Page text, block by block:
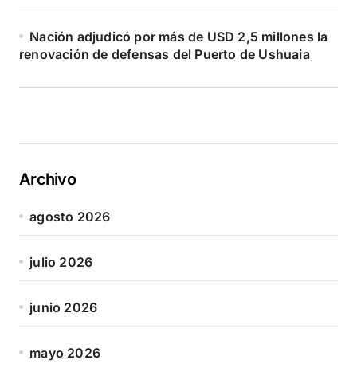
Nación adjudicó por más de USD 2,5 millones la
renovación de defensas del Puerto de Ushuaia
Archivo
agosto 2026
julio 2026
junio 2026
mayo 2026